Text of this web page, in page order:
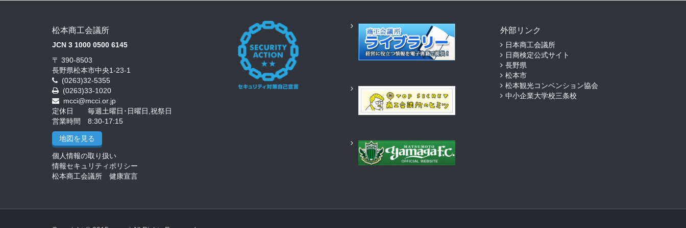
松本商工会議所
JCN 3 1000 0500 6145
〒 390-8503
長野県松本市中央1-23-1
(0263)32-5355
(0263)33-1020
mcci@mcci.or.jp
定休日 毎週土曜日･日曜日,祝祭日
営業時間 8:30-17:15
地図を見る
個人情報の取り扱い
情報セキュリティポリシー
松本商工会議所 健康宣言
外部リンク
日本商工会議所
日商検定公式サイト
長野県
松本市
松本観光コンベンション協会
中小企業大学校三条校